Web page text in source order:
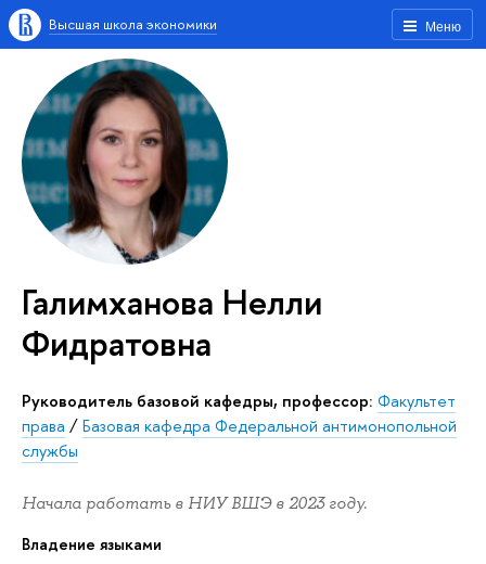
Меню
Высшая школа экономики
Галимханова Нелли
Фидратовна
Руководитель базовой кафедры, профессор: Факультет
права /Базовая кафедра Федеральной антимонопольной
службы
Начала работать в НИУ ВШЭ в 2023 году.
Владение языками